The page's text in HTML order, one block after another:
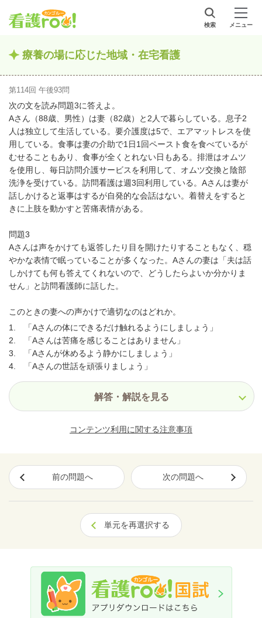
検索 メニュー
療養の場に応じた地域・在宅看護
第114回 午後93問
次の文を読み問題3に答えよ。
Aさん（88歳、男性）は妻（82歳）と2人で暮らしている。息子2
人は独立して生活している。要介護度は5で、エアマットレスを使
用している。食事は妻の介助で1日1回ペースト食を食べているが
むせることもあり、食事が全くとれない日もある。排泄はオムツ
を使用し、毎日訪問介護サービスを利用して、オムツ交換と陰部
洗浄を受けている。訪問看護は週3回利用している。Aさんは妻が
話しかけると返事はするが自発的な会話はない。着替えをすると
きに上肢を動かすと苦痛表情がある。
問題3
Aさんは声をかけても返答したり目を開けたりすることもなく、穏
やかな表情で眠っていることが多くなった。Aさんの妻は「夫は話
しかけても何も答えてくれないので、どうしたらよいか分かりま
せん」と訪問看護師に話した。
このときの妻への声かけで適切なのはどれか。
1. 「Aさんの体にできるだけ触れるようにしましょう」
2. 「Aさんは苦痛を感じることはありません」
3. 「Aさんが休めるよう静かにしましょう」
4. 「Aさんの世話を頑張りましょう」
解答・解説を見る
コンテンツ利用に関する注意事項
前の問題へ 次の問題へ
単元を再選択する